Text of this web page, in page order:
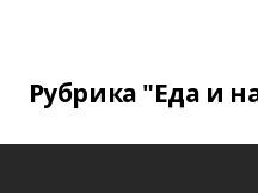
Рубрика "Еда и